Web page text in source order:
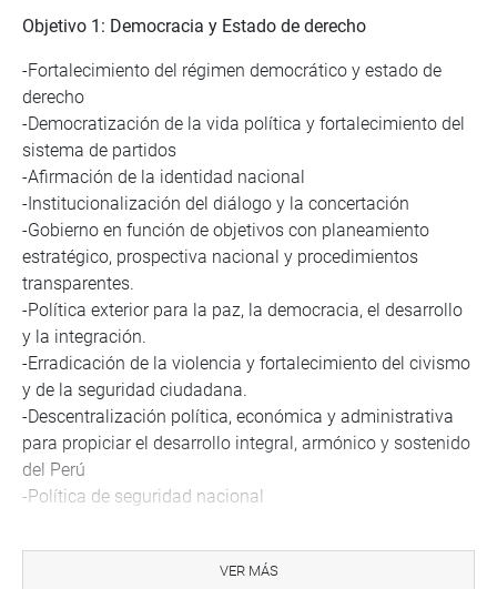
Objetivo 1: Democracia y Estado de derecho
-Fortalecimiento del régimen democrático y estado de
derecho
-Democratización de la vida política y fortalecimiento del
sistema de partidos
-Afirmación de la identidad nacional
-Institucionalización del diálogo y la concertación
-Gobierno en función de objetivos con planeamiento
estratégico, prospectiva nacional y procedimientos
transparentes.
-Política exterior para la paz, la democracia, el desarrollo
y la integración.
-Erradicación de la violencia y fortalecimiento del civismo
y de la seguridad ciudadana.
-Descentralización política, económica y administrativa
para propiciar el desarrollo integral, armónico y sostenido
del Perú
-Política de seguridad nacional
VER MÁS